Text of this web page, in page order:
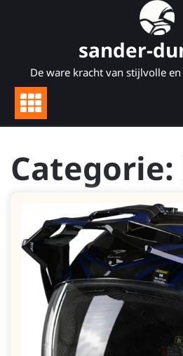
sander-
De ware kracht van stijlvolle
Categorie: